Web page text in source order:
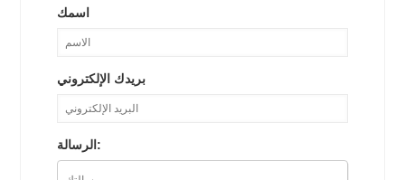
اسمك
بريدك الإلكتروني
الرسالة: